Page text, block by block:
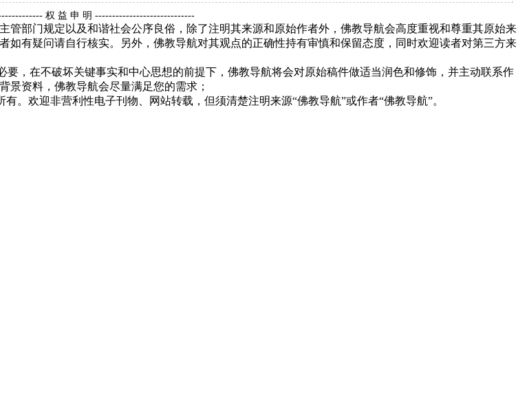
权 益 申 明 -----------------------------
主管部门规定以及和谐社会公序良俗，除了注明其来源和原始作者外，佛教导航会高度重视和尊重其原始来
有疑问请自行核实。另外，佛教导航对其观点的正确性持有审慎和保留态度，同时欢迎读者对第三方来
，在不破坏关键事实和中心思想的前提下，佛教导航将会对原始稿件做适当润色和修饰，并主动联系作
景资料，佛教导航会尽量满足您的需求；
。欢迎非营利性电子刊物、网站转载，但须清楚注明来源“佛教导航”或作者“佛教导航”。